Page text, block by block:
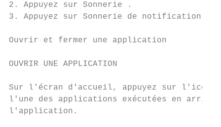
2. Appuyez sur Sonnerie .
3. Appuyez sur Sonnerie de notification
Ouvrir et fermer une application
OUVRIR UNE APPLICATION
Sur l'écran d'accueil, appuyez sur
l'une des applications exécutées en
l'application.